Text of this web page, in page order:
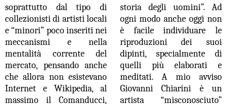
soprattutto dal tipo di
collezionisti di artisti locali
e “minori” poco inseriti nei
meccanismi e nella
mentalità corrente del
mercato, pensando anche
che allora non esistevano
Internet e Wikipedia, al
massimo il Comanducci,
storia degli uomini”. Ad
ogni modo anche oggi non
è facile individuare le
riproduzioni dei suoi
dipinti, specialmente di
quelli più elaborati e
meditati. A mio avviso
Giovanni Chiarini è un
artista “misconosciuto”